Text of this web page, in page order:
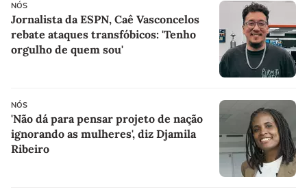
NÓS
Jornalista da ESPN, Caê Vasconcelos
rebate ataques transfóbicos: 'Tenho
orgulho de quem sou'
NÓS
'Não dá para pensar projeto de nação
ignorando as mulheres', diz Djamila
Ribeiro